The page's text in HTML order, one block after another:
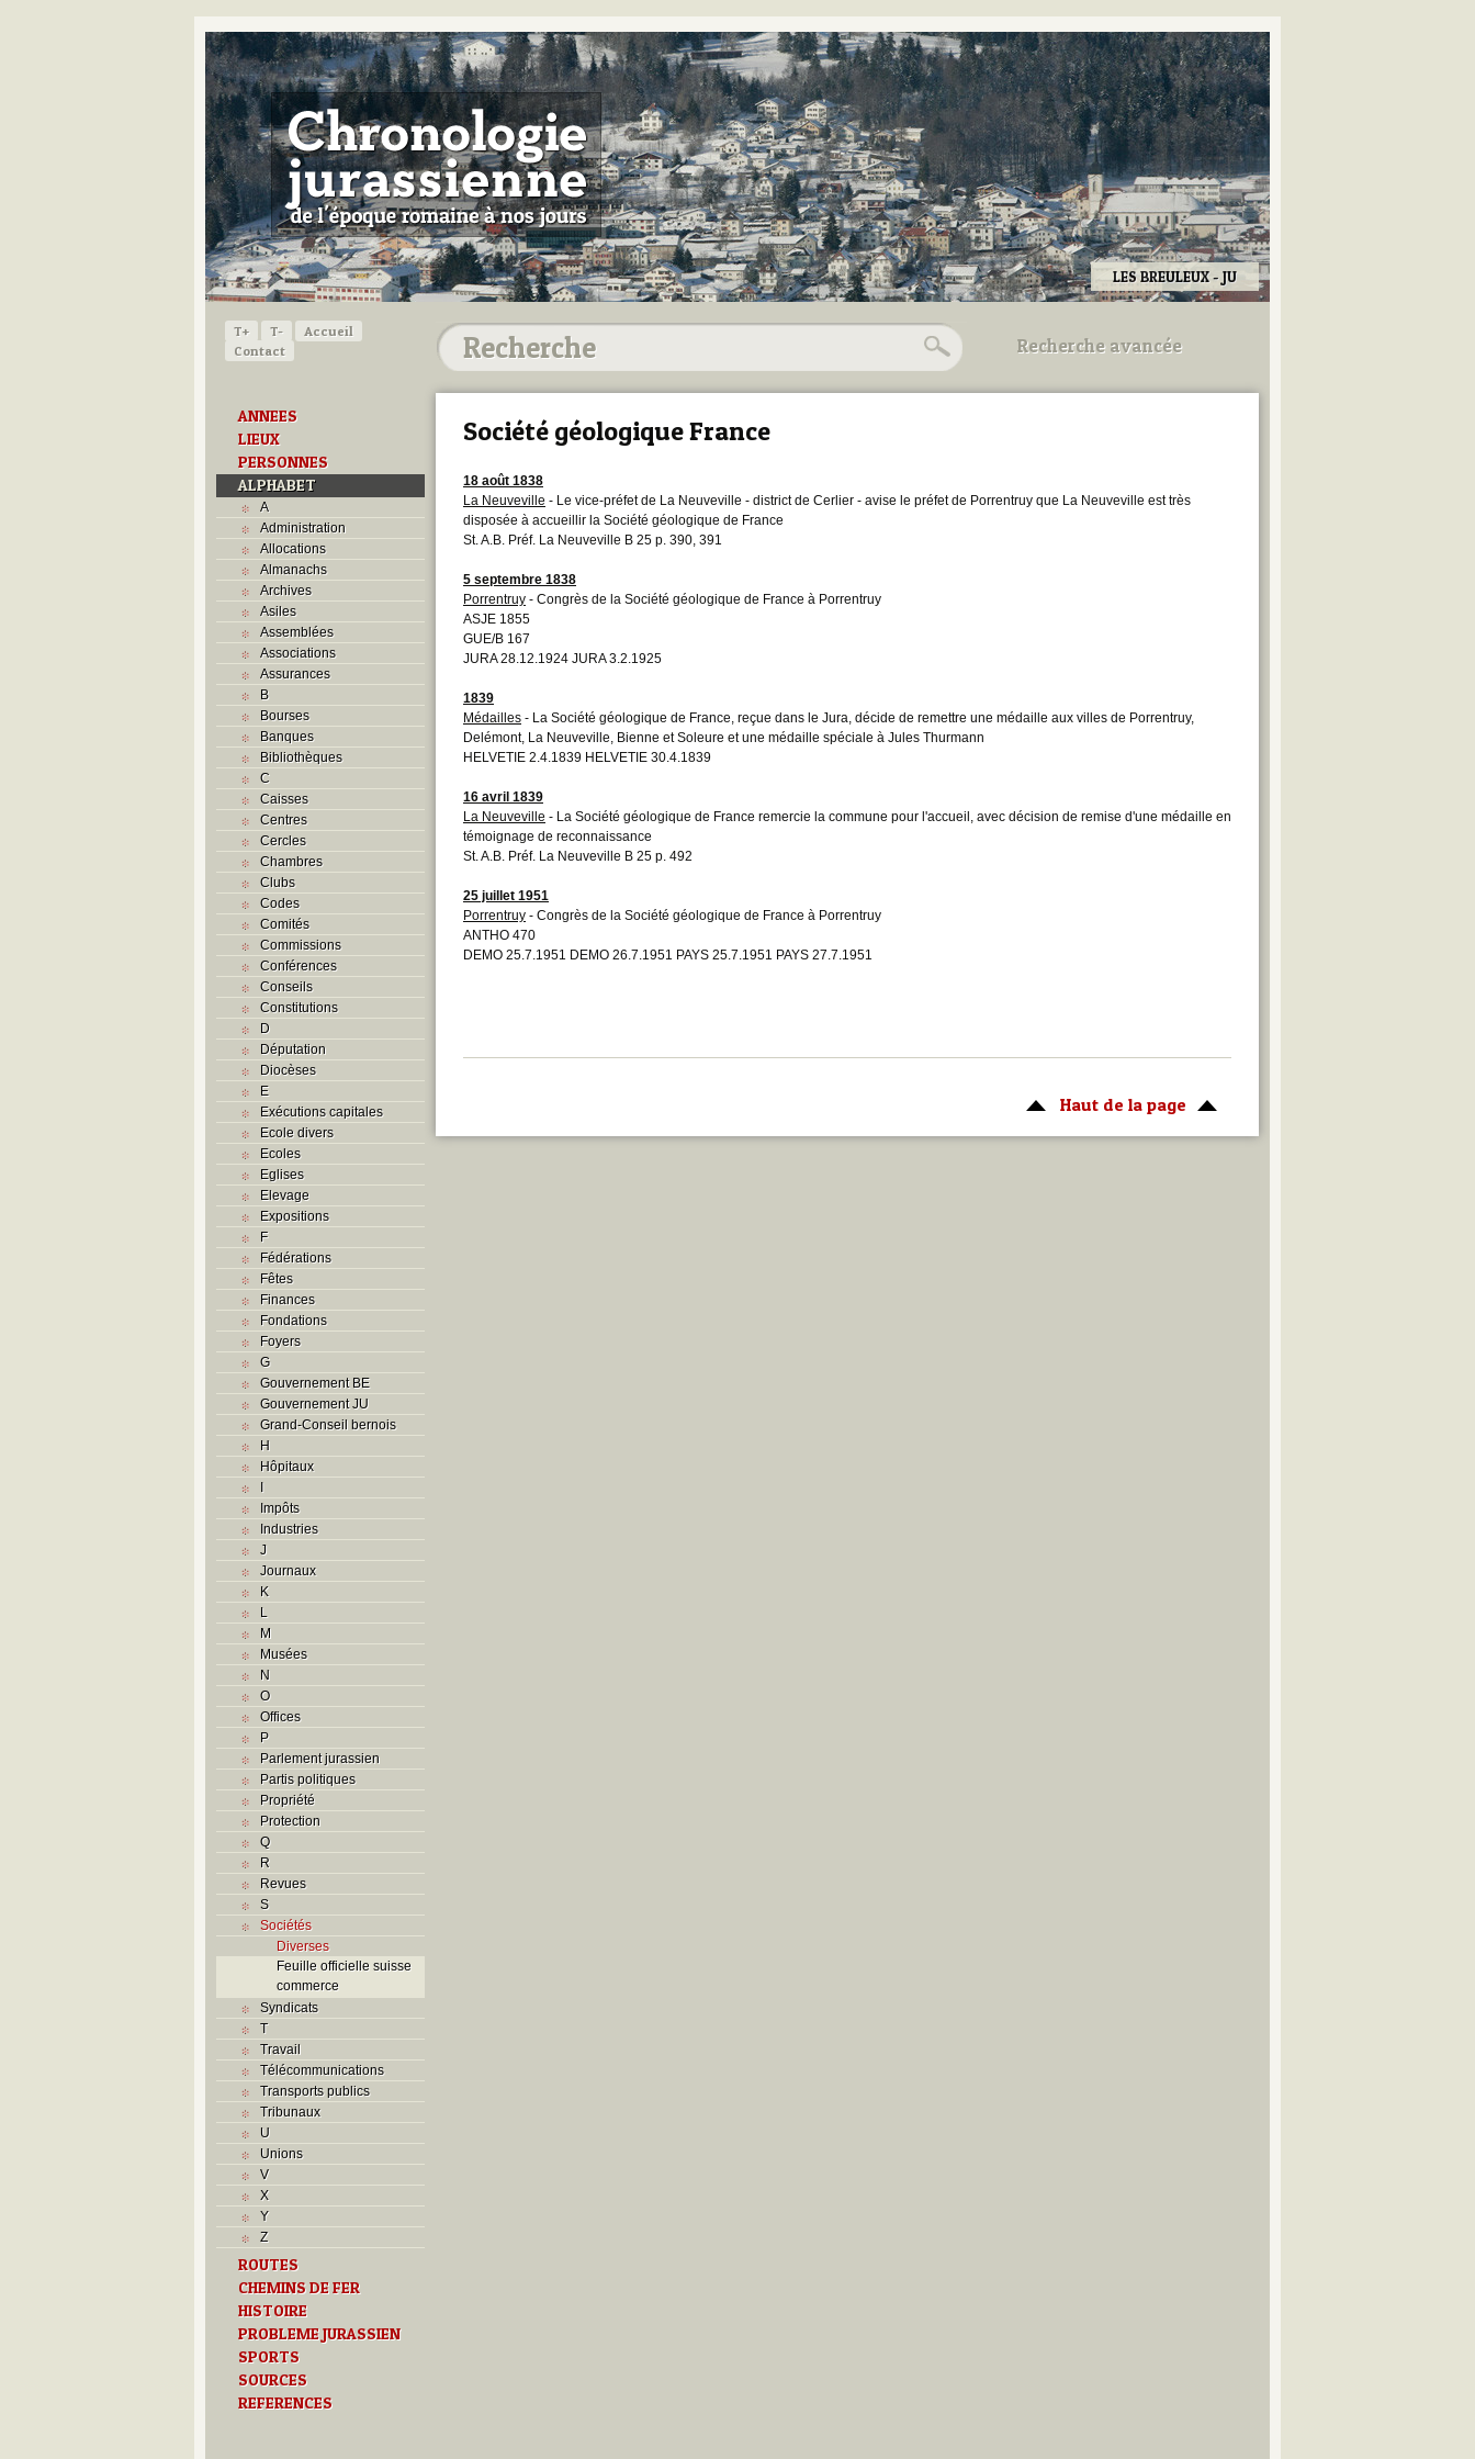
LES BREULEUX - JU
T+ T-
Accueil
Contact
ANNEES
LIEUX
PERSONNES
ALPHABET
A
Administration
Allocations
Almanachs
Archives
Asiles
Assemblées
Associations
Assurances
B
Bourses
Banques
Bibliothèques
C
Caisses
Centres
Cercles
Chambres
Clubs
Codes
Comités
Commissions
Conférences
Conseils
Constitutions
D
Députation
Diocèses
E
Exécutions capitales
Ecole divers
Ecoles
Eglises
Elevage
Expositions
F
Fédérations
Fêtes
Finances
Fondations
Foyers
G
Gouvernement BE
Gouvernement JU
Grand-Conseil bernois
H
Hôpitaux
I
Impôts
Industries
J
Journaux
K
L
M
Musées
N
O
Offices
P
Parlement jurassien
Partis politiques
Propriété
Protection
Q
R
Revues
S
Sociétés
Diverses
Feuille officielle suisse
commerce
Syndicats
T
Travail
Télécommunications
Transports publics
Tribunaux
U
Unions
V
X
Y
Z
ROUTES
CHEMINS DE FER
HISTOIRE
PROBLEME JURASSIEN
SPORTS
SOURCES
REFERENCES
Recherche avancée
Utilisez les champs ci-dessous
Société géologique France
18 août 1838
La Neuveville - Le vice-préfet de La Neuveville - district de Cerlier - avise le préfet de Porrentruy que La Neuveville est très
disposée à accueillir la Société géologique de France
St. A.B. Préf. La Neuveville B 25 p. 390, 391
5 septembre 1838
Porrentruy - Congrès de la Société géologique de France à Porrentruy
ASJE 1855
GUE/B 167
JURA 28.12.1924 JURA 3.2.1925
1839
Médailles - La Société géologique de France, reçue dans le Jura, décide de remettre une médaille aux villes de Porrentruy,
Delémont, La Neuveville, Bienne et Soleure et une médaille spéciale à Jules Thurmann
HELVETIE 2.4.1839 HELVETIE 30.4.1839
16 avril 1839
La Neuveville - La Société géologique de France remercie la commune pour l'accueil, avec décision de remise d'une médaille en
témoignage de reconnaissance
St. A.B. Préf. La Neuveville B 25 p. 492
25 juillet 1951
Porrentruy - Congrès de la Société géologique de France à Porrentruy
ANTHO 470
DEMO 25.7.1951 DEMO 26.7.1951 PAYS 25.7.1951 PAYS 27.7.1951
Haut de la page